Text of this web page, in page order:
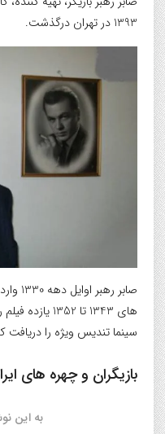
1393 در تهران درگذشت.
صابر
های 1343 تا
سینما تندیس ویژه را دریافت
بازیگران و چهره های ایرانی
به این